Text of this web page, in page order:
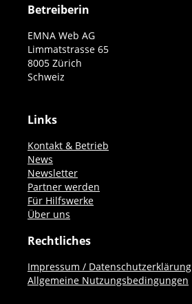
Betreiberin
EMNA Web AG
Limmatstrasse 65
8005 Zürich
Schweiz
Links
Kontakt & Betrieb
News
Newsletter
Partner werden
Für Hilfswerke
Über uns
Rechtliches
Impressum / Datenschutzerklärung
Allgemeine Nutzungsbedingungen